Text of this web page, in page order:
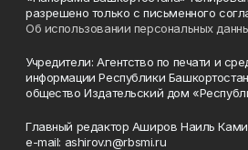
разрешено только с письменного
Об использовании персональных
Учредители: Агентство по печати и
информации Республики
общество Издательский дом
Главный редактор Аширов Наиль
e-mail: ashirov.n@rbsmi.ru